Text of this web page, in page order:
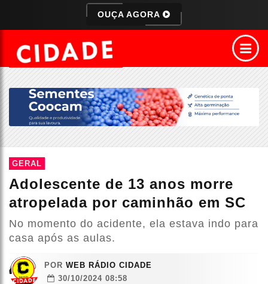
OUÇA AGORA
GERAL
Adolescente de 13 anos morre
atropelada por caminhão em SC
No momento do acidente, ela estava indo para
casa após as aulas.
POR WEB RÁDIO CIDADE
30/10/2024 08:58